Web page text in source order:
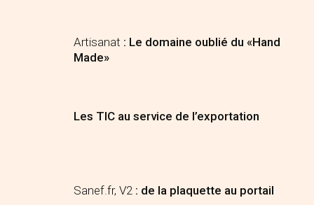
Artisanat : Le domaine oublié du «Hand
Made»
Les TIC au service de l’exportation
Sanef.fr, V2 : de la plaquette au portail